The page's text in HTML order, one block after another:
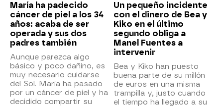
María ha padecido
cáncer de piel a los 34
años: acaba de ser
operada y sus dos
padres también
Aunque parezca algo
básico y poco dañino, es
muy necesario cuidarse
del Sol. María ha pasado
por un cáncer de piel y ha
decidido compartir su
Un pequeño incidente
con el dinero de Bea y
Kiko en el último
segundo obliga a
Manel Fuentes a
intervenir
Bea y Kiko han puesto
buena parte de su millón
de euros en una misma
trampilla y, justo cuando
el tiempo ha llegado a su